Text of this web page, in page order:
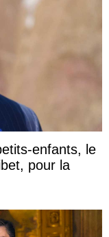
enfants, le
pour la